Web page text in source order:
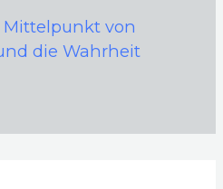
Mittelpunkt von
die Wahrheit